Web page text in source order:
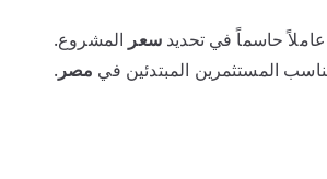
حاسماً في تحديدسعر المشروع.
المستثمرين المبتدئين في مصر .